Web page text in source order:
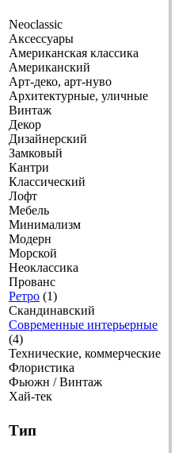
Neoclassic
Аксессуары
Американская классика
Американский
Арт-деко, арт-нуво
Архитектурные, уличные
Винтаж
Декор
Дизайнерский
Замковый
Кантри
Классический
Лофт
Мебель
Минимализм
Модерн
Морской
Неоклассика
Прованс
Ретро (1)
Скандинавский
Современные интерьерные
(4)
Технические, коммерческие
Флористика
Фьюжн / Винтаж
Хай-тек
Тип